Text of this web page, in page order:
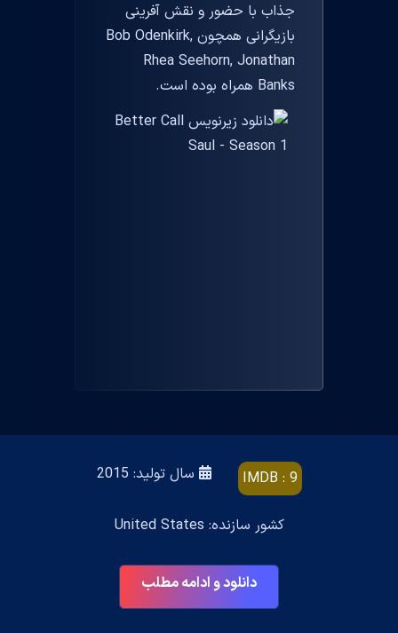
جذاب با حضور و نقش آفرینی
بازیگرانی همچون Bob Odenkirk,
Rhea Seehorn, Jonathan
Banks همراه بوده است.
IMDB : 9 سال تولید: 2015
کشور سازنده: United States
دانلود و ادامه مطلب